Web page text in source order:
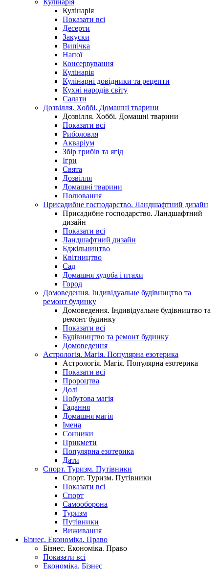
Кулінарія
Кулінарія
Показати всі
Десерти
Закуски
Випічка
Напої
Консервування
Кулінарія
Кулінарні довідники та рецепти
Кухні народів світу
Салати
Дозвілля. Хоббі. Домашні тварини
Дозвілля. Хоббі. Домашні тварини
Показати всі
Риболовля
Акваріум
Збір грибів та ягід
Ігри
Свята
Дозвілля
Домашні тварини
Полювання
Присадибне господарство. Ландшафтний дизайн
Присадибне господарство. Ландшафтний
дизайн
Показати всі
Ландшафтний дизайн
Бджільництво
Квітництво
Сад
Домашня худоба і птахи
Город
Домоведення. Індивідуальне будівництво та
ремонт будинку
Домоведення. Індивідуальне будівництво та
ремонт будинку
Показати всі
Будівництво та ремонт будинку
Домоведення
Астрологія. Магія. Популярна езотерика
Астрологія. Магія. Популярна езотерика
Показати всі
Пророцтва
Долі
Побутова магія
Гадання
Домашня магія
Імена
Сонники
Прикмети
Популярна езотерика
Дати
Спорт. Туризм. Путівники
Спорт. Туризм. Путівники
Показати всі
Спорт
Самооборона
Туризм
Путівники
Виживання
Бізнес. Економіка. Право
Бізнес. Економіка. Право
Показати всі
Економіка. Бізнес